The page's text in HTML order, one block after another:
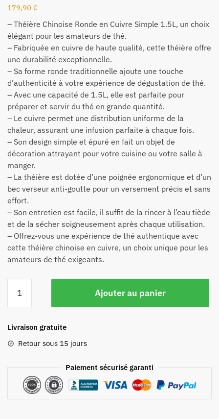
179,90 €
– Théière Chinoise Ronde en Cuivre Simple 1.5L, un choix
élégant pour les amateurs de thé.
– Fabriquée en cuivre de haute qualité, cette théière offre
une durabilité exceptionnelle.
– Sa forme ronde traditionnelle ajoute une touche
d’authenticité à votre expérience de dégustation de thé.
– Avec une capacité de 1.5L, elle est parfaite pour
préparer et servir du thé en grande quantité.
– Le cuivre permet une distribution uniforme de la
chaleur, assurant une infusion parfaite à chaque fois.
– Son design simple et épuré en fait un objet de
décoration attrayant pour votre cuisine ou votre salle à
manger.
– La théière est dotée d’une poignée ergonomique et d’un
bec verseur anti-goutte pour un versement précis et sans
effort.
– Son entretien est facile, il suffit de la rincer à l’eau tiède
et de la sécher soigneusement après chaque utilisation.
– Offrez-vous une expérience de thé authentique avec
cette théière chinoise en cuivre, un choix unique pour les
amateurs de thé exigeants.
Ajouter au panier
Livraison gratuite
Retour sous 15 jours
Paiement sécurisé garanti